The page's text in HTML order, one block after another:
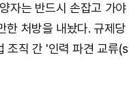
자는 반드시 손잡고 가야
한 처방을 내놨다. 규제당
조직 간 '인력 파견 교류(s